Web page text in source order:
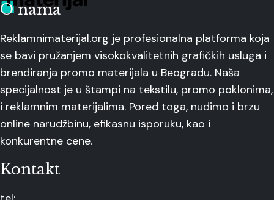
O nama
Reklamnimaterijal.org je profesionalna platforma koja
se bavi pružanjem visokokvalitetnih grafičkih usluga i
brendiranja promo materijala u Beogradu. Naša
specijalnost je u štampi na tekstilu, promo poklonima,
i reklamnim materijalima. Pored toga, nudimo i brzu
online narudžbinu, efikasnu isporuku, kao i
konkurentne cene.
Kontakt